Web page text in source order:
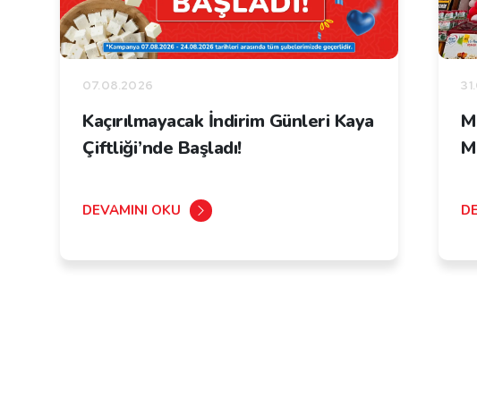
07.08.2026
Kaçırılmayacak İndirim Günleri Kaya
Çiftliği’nde Başladı!
DEVAMINI OKU